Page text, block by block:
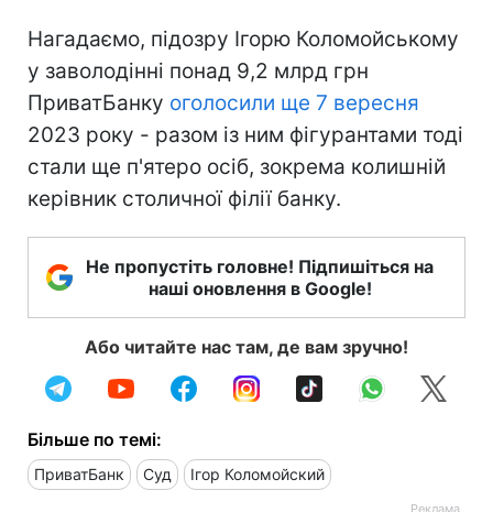
Нагадаємо, підозру Ігорю Коломойському
у заволодінні понад 9,2 млрд грн
ПриватБанку оголосили ще 7 вересня
2023 року - разом із ним фігурантами тоді
стали ще п'ятеро осіб, зокрема колишній
керівник столичної філії банку.
Не пропустіть головне! Підпишіться на
наші оновлення в Google!
Або читайте нас там, де вам зручно!
Більше по темі:
ПриватБанк Суд Ігор Коломойский